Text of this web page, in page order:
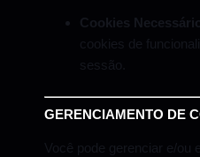
Cookies
cookies de
sessão.
GERENCIAMENTO DE
Você pode gerenciar e/ou